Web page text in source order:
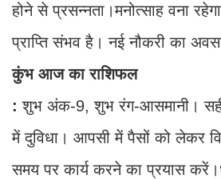
होने से प्रसन्नता।मनोत्साह वना
प्राप्ति संभव है। नई नौकरी का
कुंभ आज का राशिफल
:शुभ अंक-9, शुभ रंग-आसमानी।
में दुविधा। आपसी में पैसों को लेकर
समय पर कार्य करने का प्रयास